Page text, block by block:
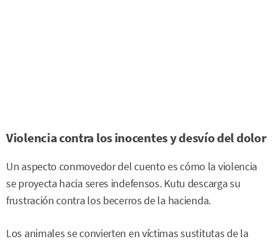
Violencia contra los inocentes y desvío del dolor
Un aspecto conmovedor del cuento es cómo la violencia
se proyecta hacia seres indefensos. Kutu descarga su
frustración contra los becerros de la hacienda.
Los animales se convierten en víctimas sustitutas de la